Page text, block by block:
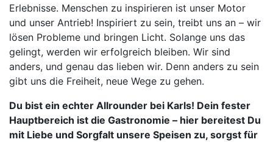
Erlebnisse. Menschen zu inspirieren ist unser Motor
und unser Antrieb! Inspiriert zu sein, treibt uns an – wir
lösen Probleme und bringen Licht. Solange uns das
gelingt, werden wir erfolgreich bleiben. Wir sind
anders, und genau das lieben wir. Denn anders zu sein
gibt uns die Freiheit, neue Wege zu gehen.
Du bist ein echter Allrounder bei Karls! Dein fester
Hauptbereich ist die Gastronomie – hier bereitest Du
mit Liebe und Sorgfalt unsere Speisen zu, sorgst für